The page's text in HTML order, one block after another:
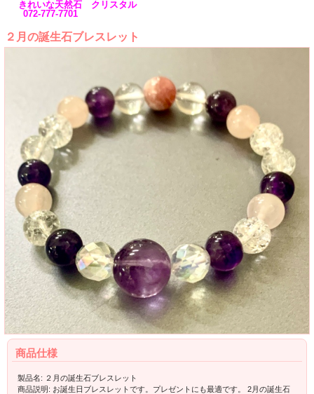
きれいな天然石 クリスタル
072-777-7701
２月の誕生石ブレスレット
商品仕様
製品名: ２月の誕生石ブレスレット
商品説明: お誕生日ブレスレットです。プレゼントにも最適です。 2月の誕生石